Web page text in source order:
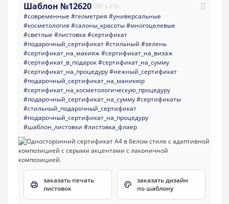
Шаблон №12620 297 x 210
#современные #геометрия #универсальные
#косметология #салоны_красоты#многоцелевые
#светлые #листовка #сертификат
#подарочный_сертификат#стильный #зелень
#сертификат_на_макияж#сертификат_на_визаж
#сертификат_в_подарок#сертификат_на_сумму
#сертификат_на_процедуру#нежный_сертификат
#подарочный_сертификат_на_маникюр
#сертификат_на_косметологическую_процедуру
#подарочный_сертификат_на_сумму#сертификаты
#стильный_подарочный_сертификат
#подарочный_сертификат_на_процедуру
#шаблон_листовки #листовка_флаер
заказать печать
листовок
заказать дизайн
по шаблону